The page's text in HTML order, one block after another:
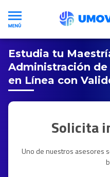
Estudia tu
Administración de
en Línea con
Solicita
Uno de nuestros asesores